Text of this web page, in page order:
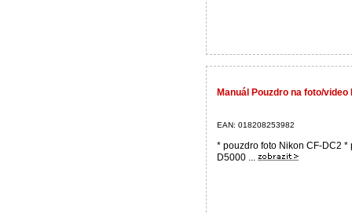
Manuál Pouzdro na foto/video
EAN: 018208253982
* pouzdro foto Nikon CF-DC2 *
D5000 ...